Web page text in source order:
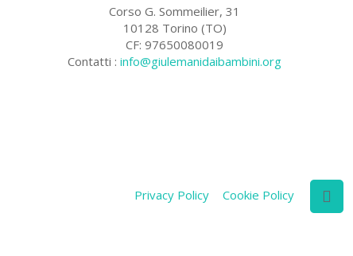
Corso G. Sommeilier, 31
10128 Torino (TO)
CF: 97650080019
Contatti :info@giulemanidaibambini.org
Privacy Policy Cookie Policy